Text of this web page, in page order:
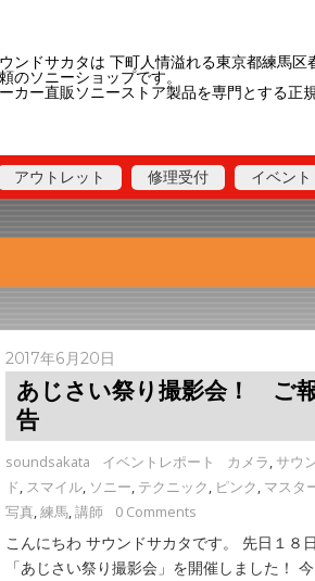
ンドサカタは 下町人情溢れる東京都練馬区
のソニーショップです。
カー直販ソニーストア製品を専門とする正
アウトレット 修理受付 イベント
2017年6月20日
あじさい祭り撮影会！ ご
告
soundsakata イベントレポート カメラ, サウ
ド, スマイル, ソニー, テクニック, ピンク, マスタ
写真,練馬,講師 0 Comments
こんにちわ サウンドサカタです。 先日１８日
「あじさい祭り撮影会」を開催しました！